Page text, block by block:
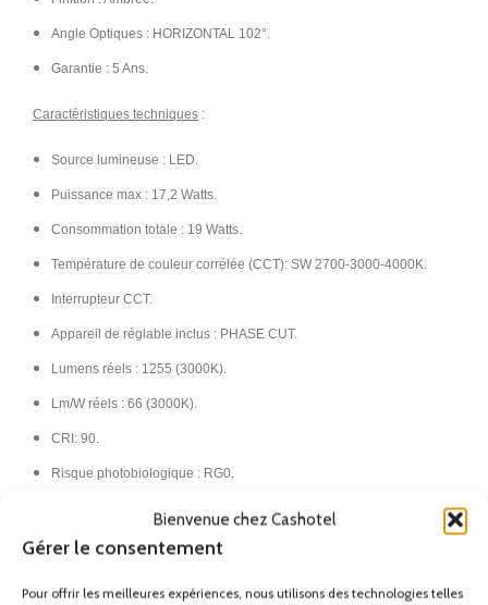
Bienvenue chez Cashotel
Gérer le consentement
Pour offrir les meilleures expériences, nous utilisons des technologies telles
Angle Optiques : HORIZONTAL 102°.
Garantie : 5 Ans.
Caractéristiques techniques :
Source lumineuse : LED.
Puissance max : 17,2 Watts.
Consommation totale : 19 Watts.
Température de couleur corrélée (CCT): SW 2700-3000-4000K.
Interrupteur CCT.
Appareil de réglable inclus : PHASE CUT.
Lumens réels : 1255 (3000K).
Lm/W réels : 66 (3000K).
CRI: 90.
Risque photobiologique : RG0.
MacAdam steps : 3.